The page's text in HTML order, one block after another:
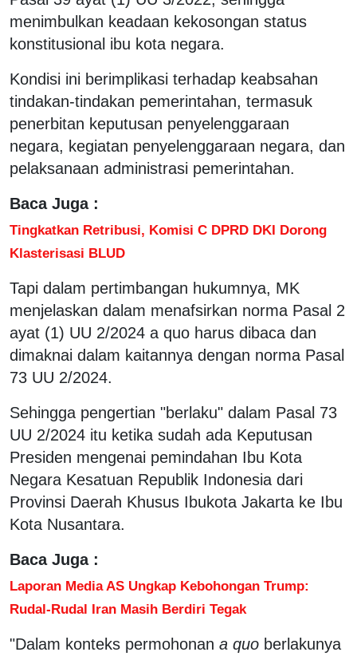
menimbulkan keadaan kekosongan status
konstitusional ibu kota negara.
Kondisi ini berimplikasi terhadap keabsahan
tindakan-tindakan pemerintahan, termasuk
penerbitan keputusan penyelenggaraan
negara, kegiatan penyelenggaraan negara, dan
pelaksanaan administrasi pemerintahan.
Baca Juga :
Tingkatkan Retribusi, Komisi C DPRD DKI Dorong
Klasterisasi BLUD
Tapi dalam pertimbangan hukumnya, MK
menjelaskan dalam menafsirkan norma Pasal 2
ayat (1) UU 2/2024 a quo harus dibaca dan
dimaknai dalam kaitannya dengan norma Pasal
73 UU 2/2024.
Sehingga pengertian "berlaku" dalam Pasal 73
UU 2/2024 itu ketika sudah ada Keputusan
Presiden mengenai pemindahan Ibu Kota
Negara Kesatuan Republik Indonesia dari
Provinsi Daerah Khusus Ibukota Jakarta ke Ibu
Kota Nusantara.
Baca Juga :
Laporan Media AS Ungkap Kebohongan Trump:
Rudal-Rudal Iran Masih Berdiri Tegak
"Dalam konteks permohonan a quo berlakunya